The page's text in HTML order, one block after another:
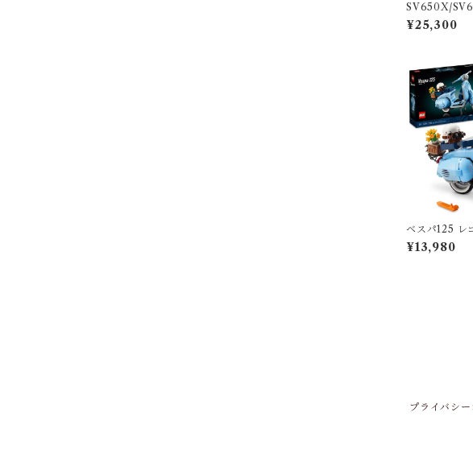
SV650X/SV650
製 タンクパッ
イプR 綾織カ
¥25,300
ベスパ125 レ
¥13,980
プライバシ